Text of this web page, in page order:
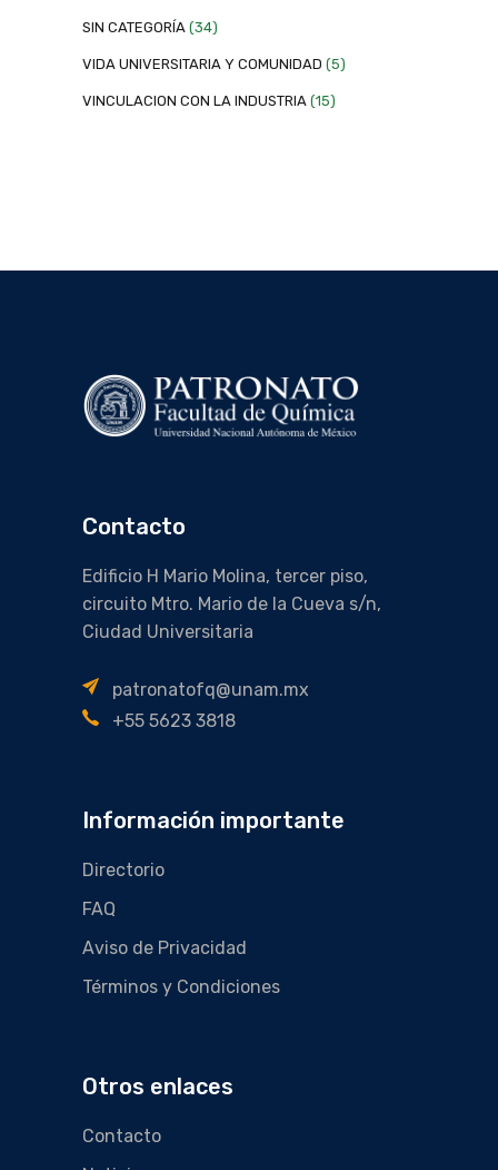
SIN CATEGORÍA (34)
VIDA UNIVERSITARIA Y COMUNIDAD (5)
VINCULACION CON LA INDUSTRIA (15)
Contacto
Edificio H Mario Molina, tercer piso,
circuito Mtro. Mario de la Cueva s/n,
Ciudad Universitaria
patronatofq@unam.mx
+55 5623 3818
Información importante
Directorio
FAQ
Aviso de Privacidad
Términos y Condiciones
Otros enlaces
Contacto